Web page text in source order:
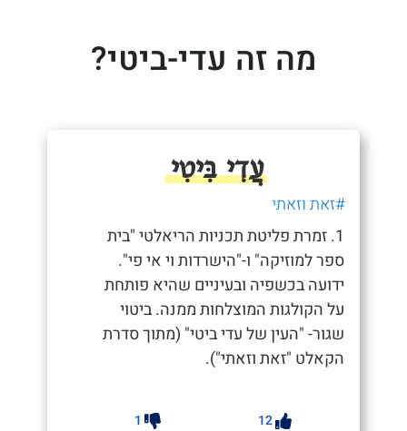
מה זה עדי-ביטי?
עֲדִי בִּיטִי
#זאת וזאתי
1. זמרת פליטת תכניות הריאלטי "בית
ספר למוזיקה" ו-"הישרדות וי אי פי".
ידועה בכשפיה ובעיניים שהיא פותחת
על הקולגות המוצלחות ממנה. ביטוי
שגור- "העין של עדי ביטי" (מתוך סדרת
הקאלט "זאת וזאתי").
12
1